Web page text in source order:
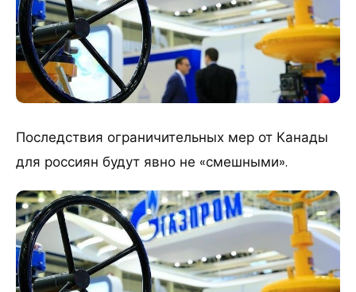
Последствия ограничительных мер от Канады
для россиян будут явно не «смешными».